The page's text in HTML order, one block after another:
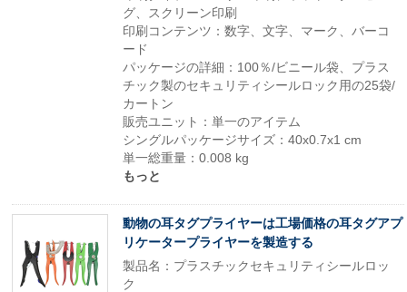
グ、スクリーン印刷
印刷コンテンツ：数字、文字、マーク、バーコ
ード
パッケージの詳細：100％/ビニール袋、プラス
チック製のセキュリティシールロック用の25袋/
カートン
販売ユニット：単一のアイテム
シングルパッケージサイズ：40x0.7x1 cm
単一総重量：0.008 kg
もっと
動物の耳タグプライヤーは工場価格の耳タグアプ
リケータープライヤーを製造する
製品名：プラスチックセキュリティシールロッ
ク